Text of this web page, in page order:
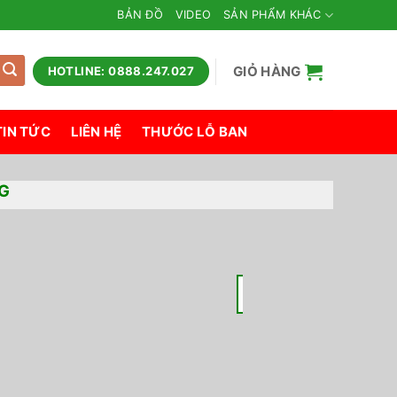
BẢN ĐỒ VIDEO SẢN PHẨM KHÁC
HOTLINE: 0888.247.027 GIỎ HÀNG
TỨC LIÊN HỆ THƯỚC LỖ BAN